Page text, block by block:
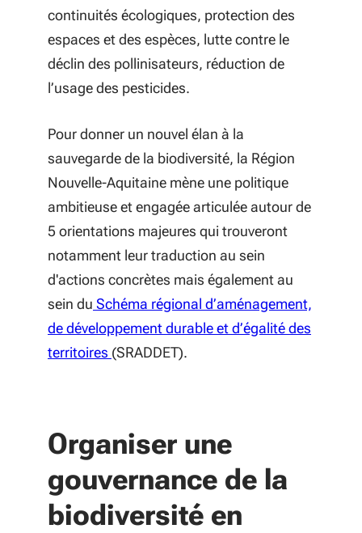
continuités écologiques, protection des
espaces et des espèces, lutte contre le
déclin des pollinisateurs, réduction de
l’usage des pesticides.
Pour donner un nouvel élan à la
sauvegarde de la biodiversité, la Région
Nouvelle-Aquitaine mène une politique
ambitieuse et engagée articulée autour de
5 orientations majeures qui trouveront
notamment leur traduction au sein
d'actions concrètes mais également au
sein du Schéma régional d’aménagement,
de développement durable et d’égalité des
territoires (S'ouvre dans une nouvelle fenêtre)
(SRADDET).
Organiser une
gouvernance de la
biodiversité en